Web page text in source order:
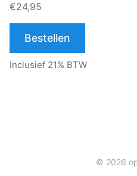
€24,95
Bestellen
Inclusief 21% BTW
© 2026